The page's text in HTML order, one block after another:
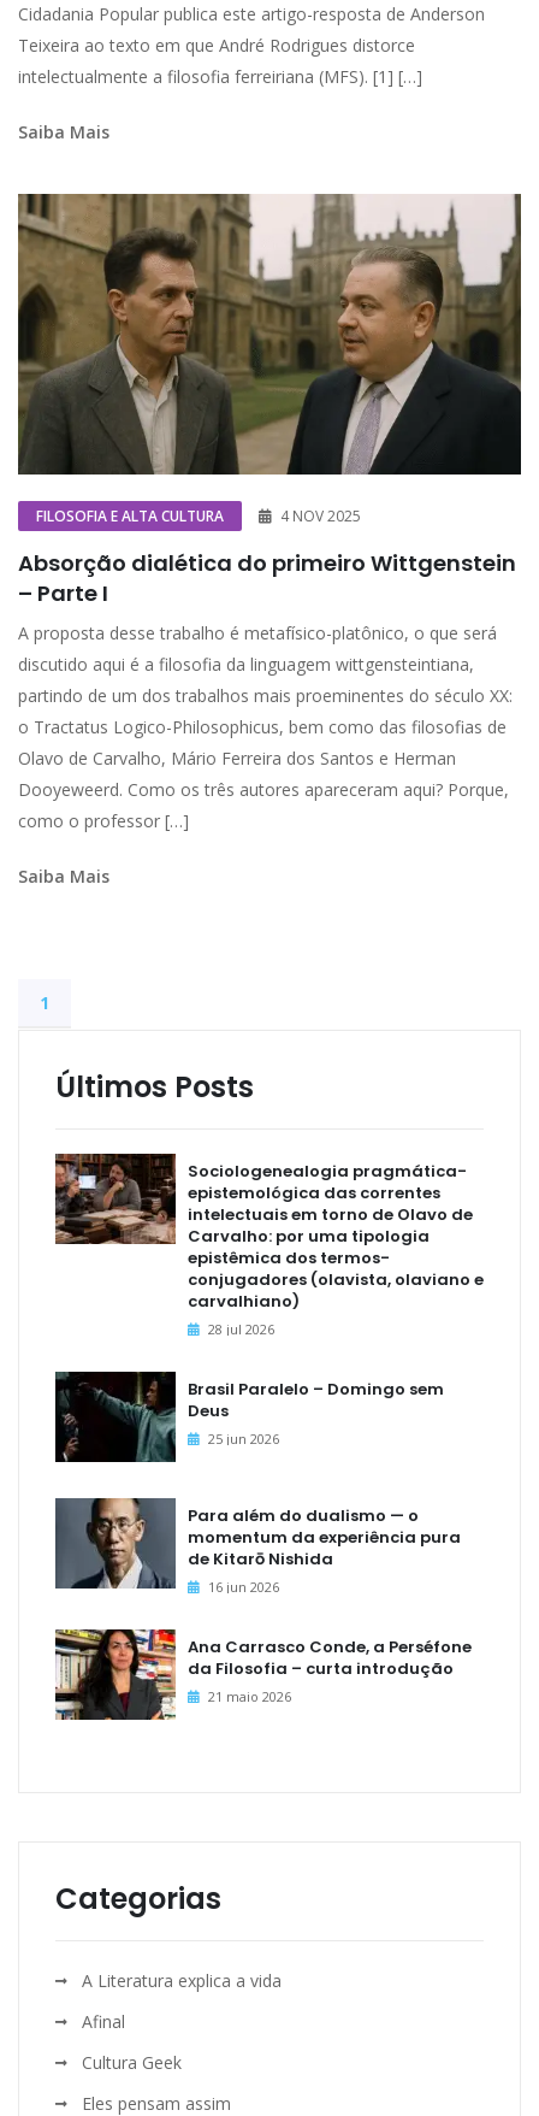
Cidadania Popular publica este artigo-resposta de Anderson
Teixeira ao texto em que André Rodrigues distorce
intelectualmente a filosofia ferreiriana (MFS). [1] […]
Saiba Mais
FILOSOFIA E ALTA CULTURA 4 NOV 2025
Absorção dialética do primeiro Wittgenstein
– Parte I
A proposta desse trabalho é metafísico-platônico, o que será
discutido aqui é a filosofia da linguagem wittgensteintiana,
partindo de um dos trabalhos mais proeminentes do século XX:
o Tractatus Logico-Philosophicus, bem como das filosofias de
Olavo de Carvalho, Mário Ferreira dos Santos e Herman
Dooyeweerd. Como os três autores apareceram aqui? Porque,
como o professor […]
Saiba Mais
1
Últimos Posts
Sociologenealogia pragmática-
epistemológica das correntes
intelectuais em torno de Olavo de
Carvalho: por uma tipologia
epistêmica dos termos-
conjugadores (olavista, olaviano e
carvalhiano)
28 jul 2026
Brasil Paralelo – Domingo sem
Deus
25 jun 2026
Para além do dualismo — o
momentum da experiência pura
de Kitarō Nishida
16 jun 2026
Ana Carrasco Conde, a Perséfone
da Filosofia – curta introdução
21 maio 2026
Categorias
A Literatura explica a vida
Afinal
Cultura Geek
Eles pensam assim